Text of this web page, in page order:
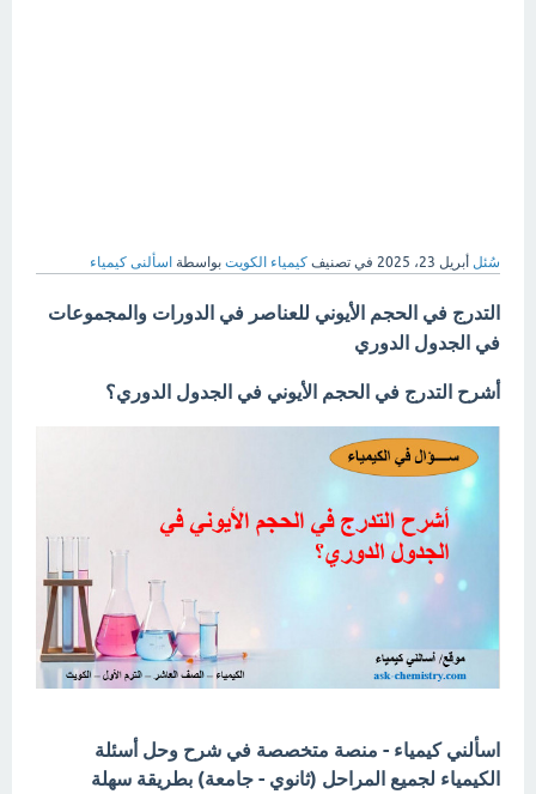
سُئل أبريل 23، 2025 في تصنيف كيمياء الكويت بواسطة اسألنى كيمياء
التدرج في الحجم الأيوني للعناصر في الدورات والمجموعات
في الجدول الدوري
أشرح التدرج في الحجم الأيوني في الجدول الدوري؟
اسألني كيمياء - منصة متخصصة في شرح وحل أسئلة
الكيمياء لجميع المراحل (ثانوي - جامعة) بطريقة سهلة